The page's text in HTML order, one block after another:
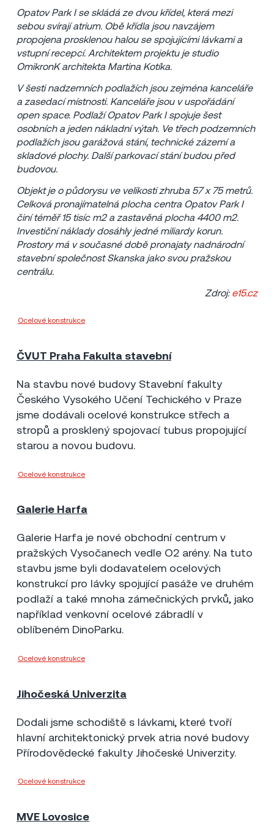
Opatov Park I se skládá ze dvou křídel, která mezi
sebou svírají atrium. Obě křídla jsou navzájem
propojena prosklenou halou se spojujícími lávkami a
vstupní recepcí. Architektem projektu je studio
OmikronK architekta Martina Kotíka.
V šesti nadzemních podlažích jsou zejména kanceláře
a zasedací místnosti. Kanceláře jsou v uspořádání
open space. Podlaží Opatov Park I spojuje šest
osobních a jeden nákladní výtah. Ve třech podzemních
podlažích jsou garážová stání, technické zázemí a
skladové plochy. Další parkovací stání budou před
budovou.
Objekt je o půdorysu ve velikosti zhruba 57 x 75 metrů.
Celková pronajímatelná plocha centra Opatov Park I
činí téměř 15 tisíc m2 a zastavěná plocha 4400 m2.
Investiční náklady dosáhly jedné miliardy korun.
Prostory má v současné době pronajaty nadnárodní
stavební společnost Skanska jako svou pražskou
centrálu.
Zdroj:e15.cz
Ocelové konstrukce
ČVUT Praha Fakulta stavební
Na stavbu nové budovy Stavební fakulty
Českého Vysokého Učení Techického v Praze
jsme dodávali ocelové konstrukce střech a
stropů a prosklený spojovací tubus propojující
starou a novou budovu.
Ocelové konstrukce
Galerie Harfa
Galerie Harfa je nové obchodní centrum v
pražských Vysočanech vedle O2 arény. Na tuto
stavbu jsme byli dodavatelem ocelových
konstrukcí pro lávky spojující pasáže ve druhém
podlaží a také mnoha zámečnických prvků, jako
například venkovní ocelové zábradlí v
oblíbeném DinoParku.
Ocelové konstrukce
Jihočeská Univerzita
Dodali jsme schodiště s lávkami, které tvoří
hlavní architektonický prvek atria nové budovy
Přírodovědecké fakulty Jihočeské Univerzity.
Ocelové konstrukce
MVE Lovosice